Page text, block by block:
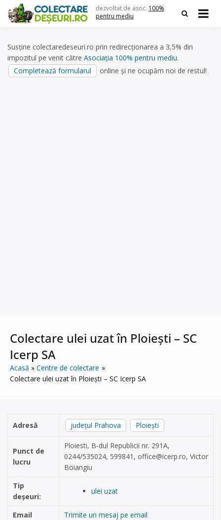
content
dezvoltat de asoc. 100%
pentru mediu
Susține colectaredeseuri.ro prin redirecționarea a 3,5% din
impozitul pe venit către Asociația 100% pentru mediu.
Completează formularul
online și ne ocupăm noi de restul!
Colectare ulei uzat în Ploiești – SC
Icerp SA
Acasă
Centre de colectare
Colectare ulei uzat în Ploiești – SC Icerp SA
Adresă județul Prahova Ploiești
Punct de
lucru
Ploiesti, B-dul Republicii nr. 291A,
0244/535024, 599841, office@icerp.ro, Victor
Boiangiu
Tip
deșeuri:
ulei uzat
Email
Trimite un mesaj pe email